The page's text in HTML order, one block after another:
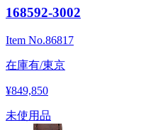
168592-3002
Item No.86817
在庫有/東京
¥849,850
未使用品